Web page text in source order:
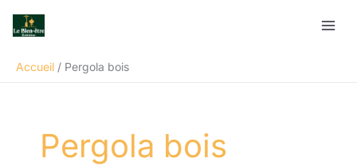
Accueil
Pergola bois
Pergola bois